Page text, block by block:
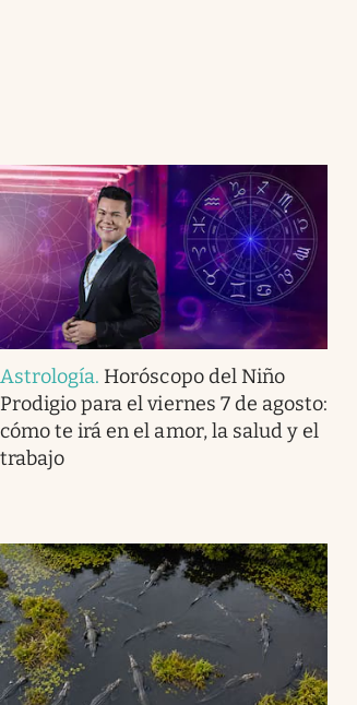
Astrología. Horóscopo del Niño
Prodigio para el viernes 7 de agosto:
cómo te irá en el amor, la salud y el
trabajo